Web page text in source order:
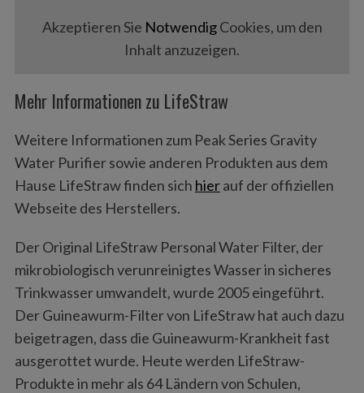
Akzeptieren Sie NotwendigCookies, um den
Inhalt anzuzeigen.
Mehr Informationen zu LifeStraw
Weitere Informationen zum Peak Series Gravity
Water Purifier sowie anderen Produkten aus dem
Hause LifeStraw finden sich hierauf der offiziellen
Webseite des Herstellers.
Der Original LifeStraw Personal Water Filter, der
mikrobiologisch verunreinigtes Wasser in sicheres
Trinkwasser umwandelt, wurde 2005 eingeführt.
Der Guineawurm-Filter von LifeStraw hat auch dazu
beigetragen, dass die Guineawurm-Krankheit fast
ausgerottet wurde. Heute werden LifeStraw-
Produkte in mehr als 64 Ländern von Schulen,